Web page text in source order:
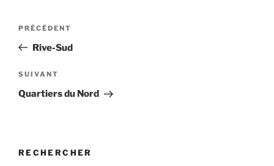
Navigation
l’article
Article
précédent
PRÉCÉDENT
Rive-Sud
Article
suivant
SUIVANT
Quartiers du Nord
RECHERCHER